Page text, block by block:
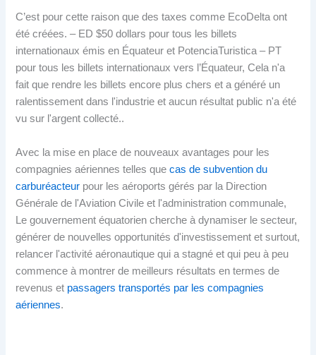
C’est pour cette raison que des taxes comme EcoDelta ont
été créées. – ED $50 dollars pour tous les billets
internationaux émis en Équateur et PotenciaTuristica – PT
pour tous les billets internationaux vers l’Équateur, Cela n'a
fait que rendre les billets encore plus chers et a généré un
ralentissement dans l'industrie et aucun résultat public n'a été
vu sur l'argent collecté..
Avec la mise en place de nouveaux avantages pour les
compagnies aériennes telles quecas de subvention du
carburéacteur pour les aéroports gérés par la Direction
Générale de l'Aviation Civile et l'administration communale,
Le gouvernement équatorien cherche à dynamiser le secteur,
générer de nouvelles opportunités d'investissement et surtout,
relancer l'activité aéronautique qui a stagné et qui peu à peu
commence à montrer de meilleurs résultats en termes de
revenus et passagers transportés par les compagnies
aériennes.